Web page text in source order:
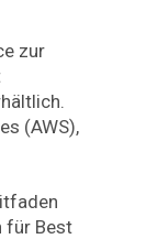
zur
(AWS),
für Best